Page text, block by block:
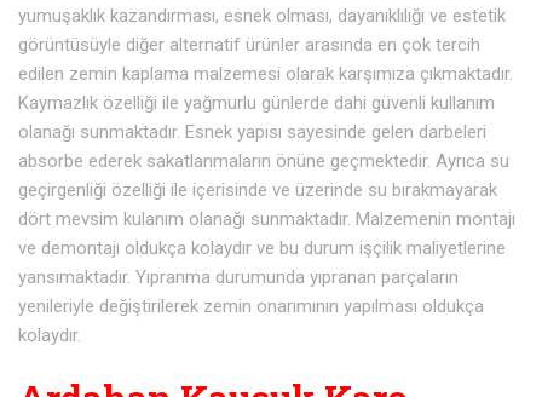
yumuşaklık kazandırması, esnek olması, dayanıklılığı ve estetik
görüntüsüyle diğer alternatif ürünler arasında en çok tercih
edilen zemin kaplama malzemesi olarak karşımıza çıkmaktadır.
Kaymazlık özelliği ile yağmurlu günlerde dahi güvenli kullanım
olanağı sunmaktadır. Esnek yapısı sayesinde gelen darbeleri
absorbe ederek sakatlanmaların önüne geçmektedir. Ayrıca su
geçirgenliği özelliği ile içerisinde ve üzerinde su bırakmayarak
dört mevsim kulanım olanağı sunmaktadır. Malzemenin montajı
ve demontajı oldukça kolaydır ve bu durum işçilik maliyetlerine
yansımaktadır. Yıpranma durumunda yıpranan parçaların
yenileriyle değiştirilerek zemin onarımının yapılması oldukça
kolaydır.